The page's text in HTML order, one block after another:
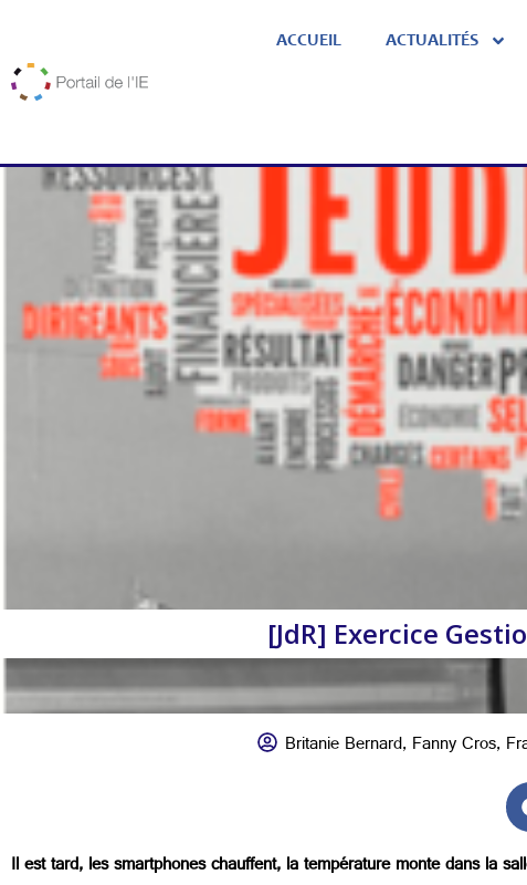
ACCUEIL ACTUALITÉS
[JdR] Exercice
Britanie Bernard,Fanny Cros,
Il est tard, les smartphones chauffent, la température monte dans la